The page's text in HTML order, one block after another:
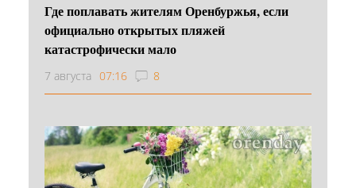
Где поплавать жителям Оренбуржья, если
официально открытых пляжей
катастрофически мало
7 августа 07:16 8